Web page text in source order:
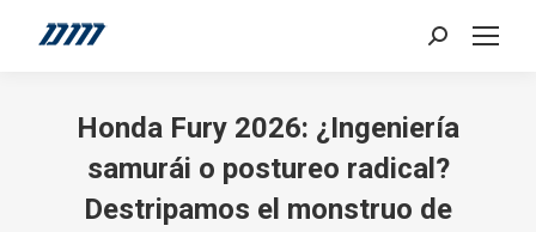
Search:
Honda Fury 2026: ¿Ingeniería
samurái o postureo radical?
Destripamos el monstruo de